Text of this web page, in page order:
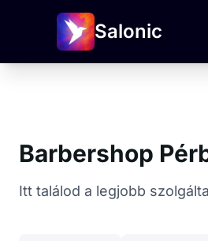
Salonic
Barbershop
Itt találod a legjobb